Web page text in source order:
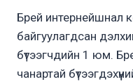
Брей интернейшнал
байгуулагдсан
бүтээгчдийн 1 юм.
чанартай